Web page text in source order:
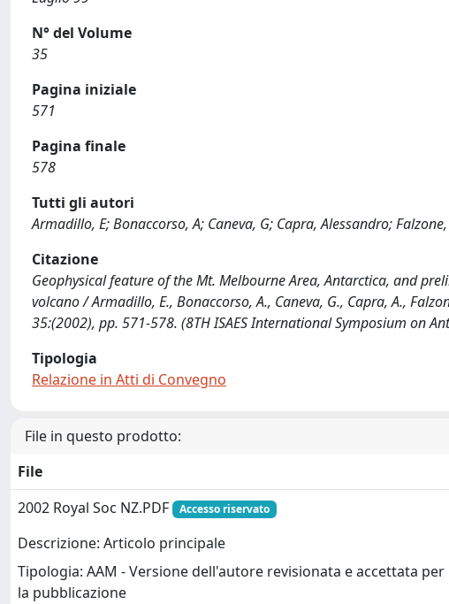
N° del Volume
35
Pagina iniziale
571
Pagina finale
578
Tutti gli autori
Armadillo, E; Bonaccorso, A; Caneva, G; Capra, Alessandro;
Citazione
Geophysical feature of the Mt. Melbourne Area, Antarctica, and
volcano / Armadillo, E., Bonaccorso, A., Caneva, G., Capra, A.,
35:(2002), pp. 571-578. (8TH ISAES International Symposium on
Tipologia
Relazione in Atti di Convegno
File in questo prodotto:
File
2002 Royal Soc NZ.PDF
Accesso riservato
Descrizione: Articolo principale
Tipologia: AAM - Versione dell'autore revisionata e accettata per
la pubblicazione